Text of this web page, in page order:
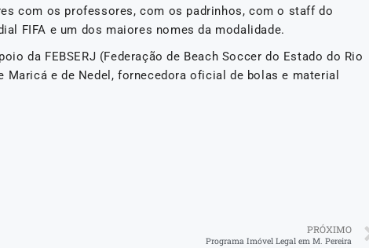
com os professores, com os padrinhos, com o staff do
FIFA e um dos maiores nomes da modalidade.
da FEBSERJ (Federação de Beach Soccer do Estado do Rio
Maricá e de Nedel, fornecedora oficial de bolas e material
PRÓXIMO
Programa Imóvel Legal em M. Pereira